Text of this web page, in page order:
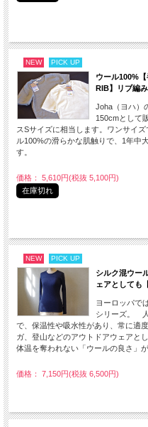
NEW PICK UP
ウール100%
RIB】リブ編
Joha（ヨハ）
150cmとして
スSサイズに相当します。ワンサイ
ル100%の滑らかな肌触りで、1年中
す。
価格： 5,610円(税抜 5,100円)
在庫切れ
NEW PICK UP
シルク混ウー
ェアとしても
ヨーロッパで
シリーズ。
で、保温性や吸水性があり、常に適
ガ、登山などのアウトドアウェア
体温を奪われない「ウールの良さ」
価格： 7,150円(税抜 6,500円)